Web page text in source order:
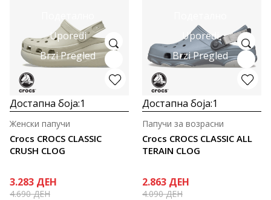
Uporedi
Brzi Pregled
Достапна боја:1
Crocs CROCS CLASSIC
CRUSH CLOG
Женски папучи
3.283 ДЕН
4.690ДЕН
Uporedi
Brzi Pregled
Достапна боја:1
Crocs CROCS CLASSIC ALL
TERAIN CLOG
Папучи за возрасни
2.863 ДЕН
4.090ДЕН